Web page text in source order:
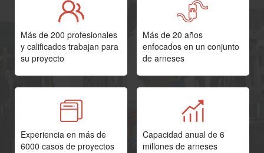
Más de 200 profesionales
y calificados trabajan para
su proyecto
Más de 20 años
enfocados en un conjunto
de arneses
Experiencia en más de
6000 casos de proyectos
Capacidad anual de 6
millones de arneses